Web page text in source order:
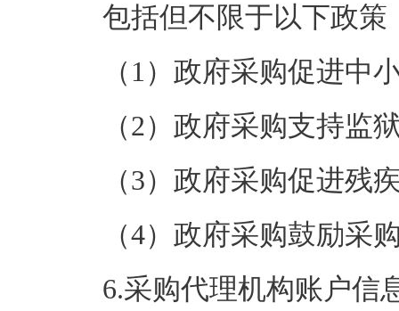
包括但不限于以下政策
（1）政府采购促进中
（2）政府采购支持监
（3）政府采购促进残
（4）政府采购鼓励采
6.采购代理机构账户信